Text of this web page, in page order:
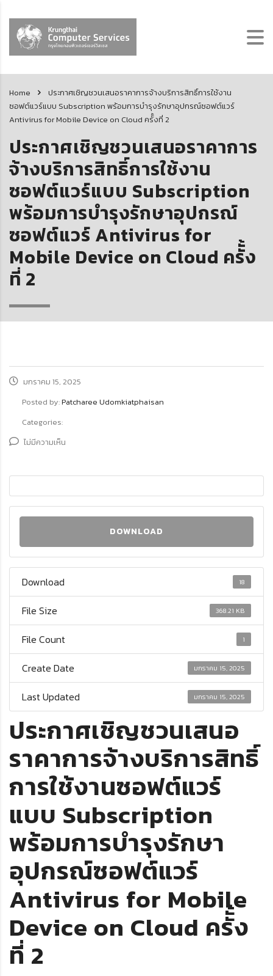
Home
ประกาศเชิญชวนเสนอราคาการจ้างบริการสิทธิ์การใช้งาน
ซอฟต์แวร์แบบ Subscription พร้อมการบำรุงรักษาอุปกรณ์ซอฟต์แวร์
Antivirus for Mobile Device on Cloud ครัั้งที่ 2
ประกาศเชิญชวนเสนอราคาการ
จ้างบริการสิทธิ์การใช้งาน
ซอฟต์แวร์แบบ Subscription
พร้อมการบำรุงรักษาอุปกรณ์
ซอฟต์แวร์ Antivirus for
Mobile Device on Cloud ครัั้ง
ที่ 2
มกราคม 15, 2025
Posted by:Patcharee Udomkiatphaisan
Categories:
ไม่มีความเห็น
DOWNLOAD
Download 18
File Size 368.21 KB
File Count 1
Create Date มกราคม 15, 2025
Last Updated มกราคม 15, 2025
ประกาศเชิญชวนเสนอ
ราคาการจ้างบริการสิทธิ์
การใช้งานซอฟต์แวร์
แบบ Subscription
พร้อมการบำรุงรักษา
อุปกรณ์ซอฟต์แวร์
Antivirus for Mobile
Device on Cloud ครัั้ง
ที่ 2